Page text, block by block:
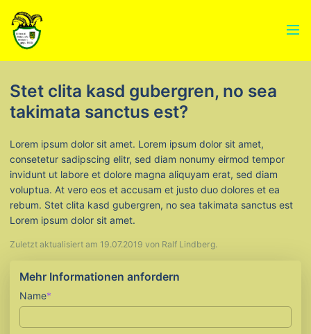
Menü
Stet clita kasd gubergren, no sea
takimata sanctus est?
Lorem ipsum dolor sit amet. Lorem ipsum dolor sit amet,
consetetur sadipscing elitr, sed diam nonumy eirmod tempor
invidunt ut labore et dolore magna aliquyam erat, sed diam
voluptua. At vero eos et accusam et justo duo dolores et ea
rebum. Stet clita kasd gubergren, no sea takimata sanctus est
Lorem ipsum dolor sit amet.
Zuletzt aktualisiert am 19.07.2019 von Ralf Lindberg.
Mehr Informationen anfordern
Pflichtfeld
Name*